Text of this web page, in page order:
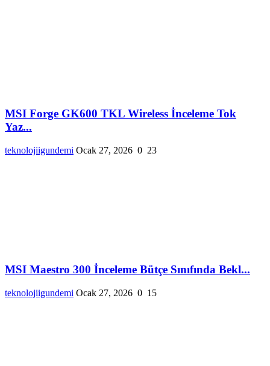
MSI Forge GK600 TKL Wireless İnceleme Tok
Yaz...
teknolojiigundemi Ocak 27, 2026 0 23
MSI Maestro 300 İnceleme Bütçe Sınıfında Bekl...
teknolojiigundemi Ocak 27, 2026 0 15